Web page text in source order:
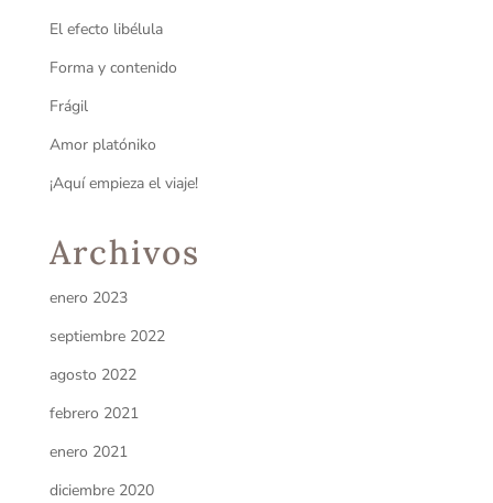
El efecto libélula
Forma y contenido
Frágil
Amor platóniko
¡Aquí empieza el viaje!
Archivos
enero 2023
septiembre 2022
agosto 2022
febrero 2021
enero 2021
diciembre 2020